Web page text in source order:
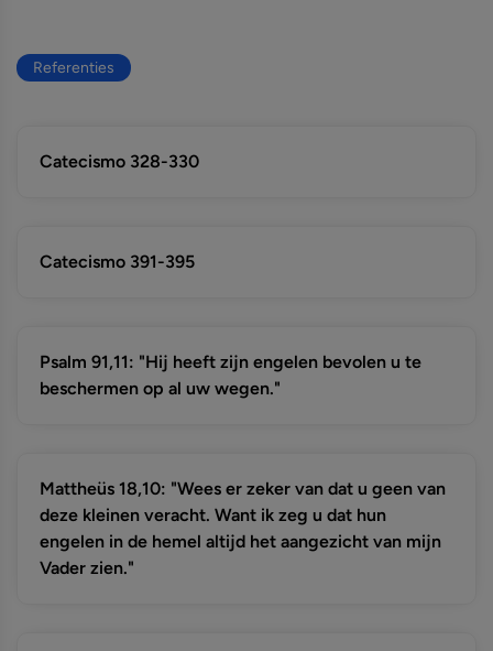
Referenties
Catecismo 328-330
Catecismo 391-395
Psalm 91,11: "Hij heeft zijn engelen bevolen u te
beschermen op al uw wegen."
Mattheüs 18,10: "Wees er zeker van dat u geen van
deze kleinen veracht. Want ik zeg u dat hun
engelen in de hemel altijd het aangezicht van mijn
Vader zien."